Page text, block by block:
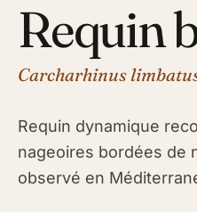
Requin
Carcharhinus
Requin dynamique
nageoires bordées de
observé en